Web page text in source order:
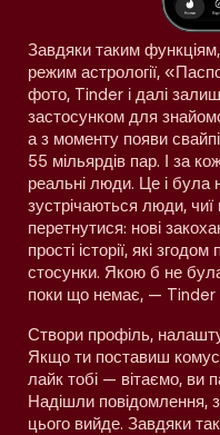
Завдяки таким
режим астрології,
фото, Tinder і далі
застосунком для
а з моменту появи
55 мільярдів пар. І за
реальні люди. Це і
зустрічаються люди,
перетнутися: нові
прості історії, які
стосунки. Якою б не
поки що немає, — Tinder
Створи профіль,
Якщо ти поставиш
лайк тобі — вітаємо, ви
Надішли повідомлення,
цього вийде. Завдяки